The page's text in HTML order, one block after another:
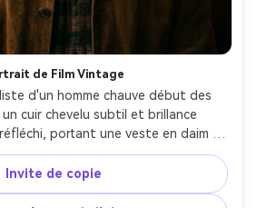
de Film Vintage
d'un homme chauve début des
un cuir chevelu subtil et brillance
portant une veste en daim
lumières pratiques chaudes et
Zf, 50mm f/1.8, cadrage taille-
4, humeur nostalgique, texture de
Invite de copie